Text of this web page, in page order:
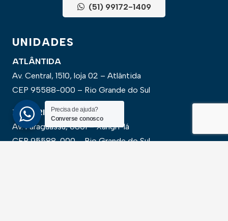
(51) 99172-1409
UNIDADES
ATLÂNTIDA
Av. Central, 1510, loja 02 – Atlântida
CEP 95588-000 – Rio Grande do Sul
XANGRI-LÁ
Av. Paraguassu, 6801 – Xangri-lá
CEP 95588-000 – Rio Grande do Sul
Precisa de ajuda?
Converse conosco